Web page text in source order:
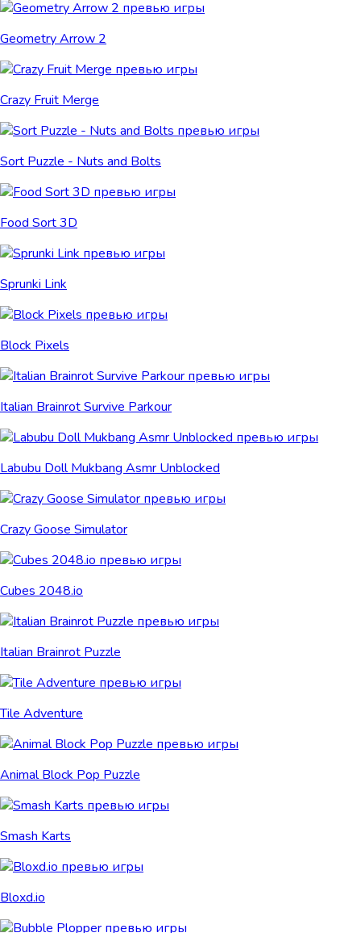
Geometry Arrow 2
Crazy Fruit Merge
Sort Puzzle - Nuts and Bolts
Food Sort 3D
Sprunki Link
Block Pixels
Italian Brainrot Survive Parkour
Labubu Doll Mukbang Asmr Unblocked
Crazy Goose Simulator
Cubes 2048.io
Italian Brainrot Puzzle
Tile Adventure
Animal Block Pop Puzzle
Smash Karts
Bloxd.io